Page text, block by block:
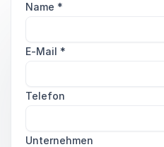
Name *
E-Mail *
Telefon
Unternehmen